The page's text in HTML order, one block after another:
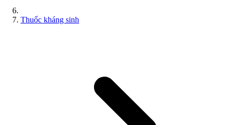
Thuốc kháng sinh